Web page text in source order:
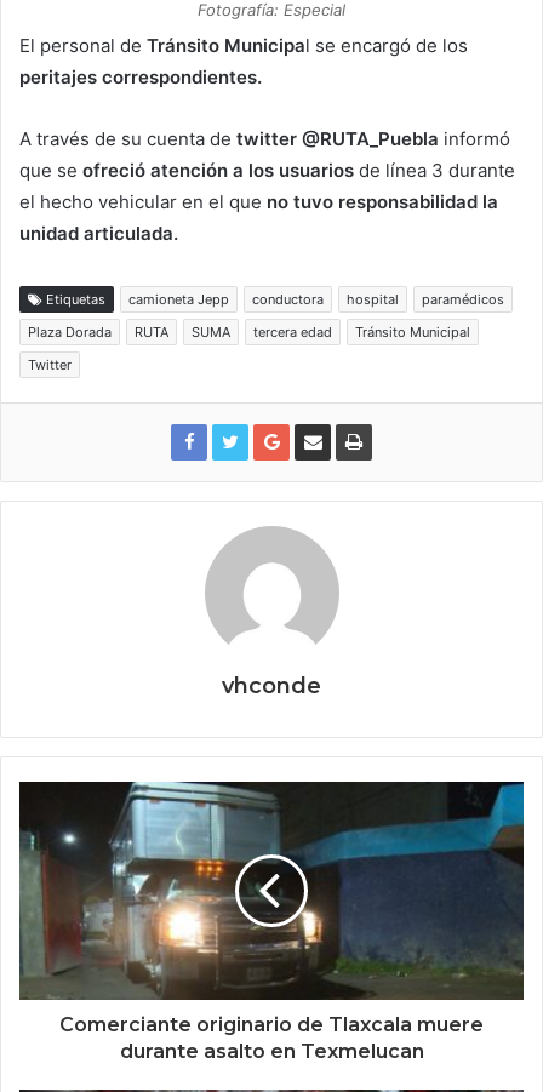
Fotografía: Especial
El personal de Tránsito Municipal se encargó de los
peritajes correspondientes.
A través de su cuenta de twitter @RUTA_Puebla informó
que se ofreció atención a los usuarios de línea 3 durante
el hecho vehicular en el que no tuvo responsabilidad la
unidad articulada.
Etiquetas camioneta Jepp conductora hospital
paramédicos
Plaza Dorada
RUTA SUMA tercera edad
Tránsito Municipal
Twitter
vhconde
Comerciante originario de Tlaxcala muere
durante asalto en Texmelucan